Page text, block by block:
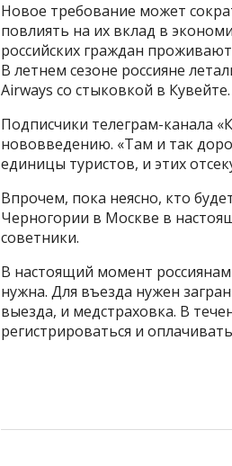
Новое требование может
повлиять на их вклад в
российских граждан
В летнем сезоне россияне
Airways со стыковкой в
Подписчики телеграм-канала
нововведению. «Там и так
единицы туристов, и этих
Впрочем, пока неясно, кто
Черногории в Москве в
советники.
В настоящий момент
нужна. Для въезда нужен
выезда, и медстраховка. В
регистрироваться и